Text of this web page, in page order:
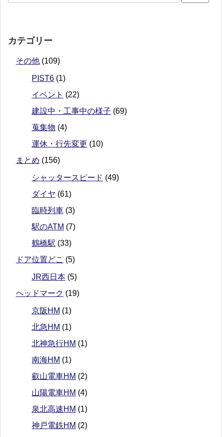
カテゴリー
その他 (109)
PIST6 (1)
イベント (22)
建設中・工事中の様子 (69)
蒐集物 (4)
運休・行先変更 (10)
まとめ (156)
シャッタースピード (49)
ダイヤ (61)
臨時列車 (3)
駅のATM (7)
鶴橋駅 (33)
ドア位置どこ (5)
JR西日本 (5)
ヘッドマーク (19)
京阪HM (1)
北急HM (1)
北神急行HM (1)
南海HM (1)
叡山電車HM (2)
山陽電車HM (4)
泉北高速HM (1)
神戸電鉄HM (2)